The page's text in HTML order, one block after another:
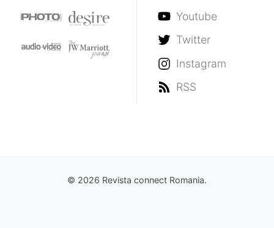
Youtube
Twitter
Instagram
RSS
© 2026 Revista connect Romania.